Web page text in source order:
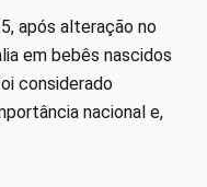
após alteração no
em bebês nascidos
considerado
nacional e,